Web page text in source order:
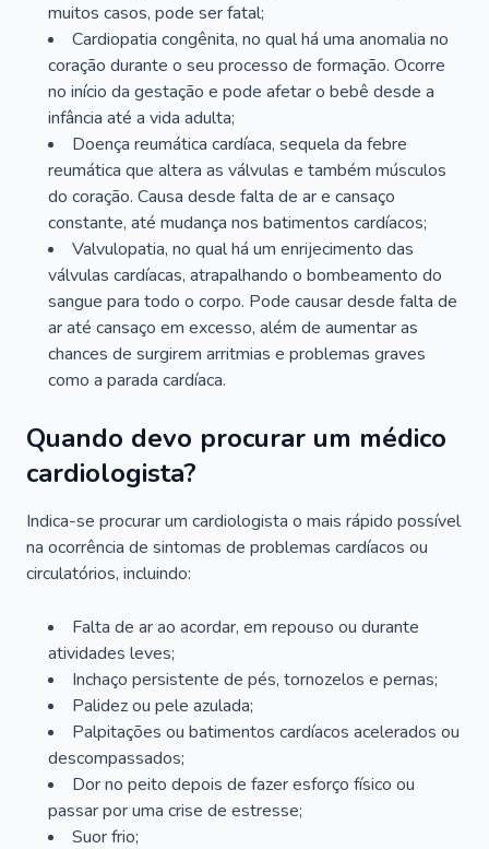
muitos casos, pode ser fatal;
Cardiopatia congênita, no qual há uma anomalia no
coração durante o seu processo de formação. Ocorre
no início da gestação e pode afetar o bebê desde a
infância até a vida adulta;
Doença reumática cardíaca, sequela da febre
reumática que altera as válvulas e também músculos
do coração. Causa desde falta de ar e cansaço
constante, até mudança nos batimentos cardíacos;
Valvulopatia, no qual há um enrijecimento das
válvulas cardíacas, atrapalhando o bombeamento do
sangue para todo o corpo. Pode causar desde falta de
ar até cansaço em excesso, além de aumentar as
chances de surgirem arritmias e problemas graves
como a parada cardíaca.
Quando devo procurar um médico
cardiologista?
Indica-se procurar um cardiologista o mais rápido possível
na ocorrência de sintomas de problemas cardíacos ou
circulatórios, incluindo:
Falta de ar ao acordar, em repouso ou durante
atividades leves;
Inchaço persistente de pés, tornozelos e pernas;
Palidez ou pele azulada;
Palpitações ou batimentos cardíacos acelerados ou
descompassados;
Dor no peito depois de fazer esforço físico ou
passar por uma crise de estresse;
Suor frio;